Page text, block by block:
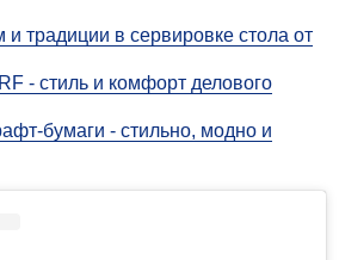
традиции в сервировке стола от
- стиль и комфорт делового
бумаги - стильно, модно и